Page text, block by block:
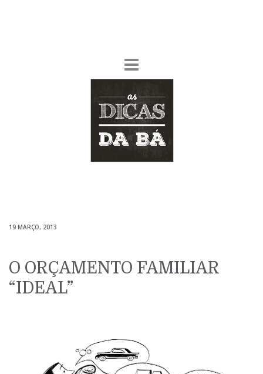
19 MARÇO, 2013
O ORÇAMENTO FAMILIAR
“IDEAL”